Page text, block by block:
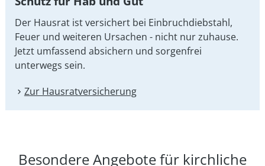
Der Hausrat ist versichert bei Einbruchdiebstahl,
Feuer und weiteren Ursachen - nicht nur zuhause.
Jetzt umfassend absichern und sorgenfrei
unterwegs sein.
Zur Hausrat­versicherung
Besondere Angebote für kirchliche